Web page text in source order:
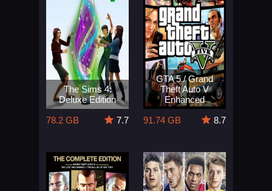
The Sims 4:
Deluxe Edition
78.2 GB
7.7
GTA 5 / Grand
Theft Auto V
Enhanced
91.74 GB
8.7